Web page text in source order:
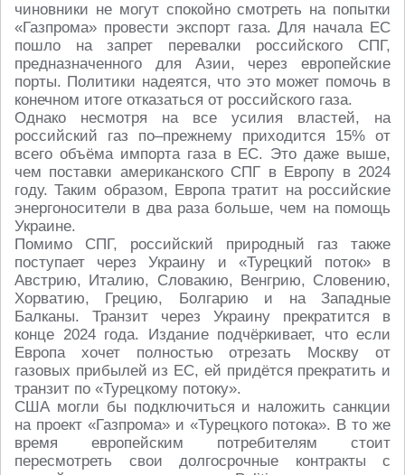
чиновники не могут спокойно смотреть на попытки
«Газпрома» провести экспорт газа. Для начала ЕС
пошло на запрет перевалки российского СПГ,
предназначенного для Азии, через европейские
порты. Политики надеятся, что это может помочь в
конечном итоге отказаться от российского газа.
Однако несмотря на все усилия властей, на
российский газ по–прежнему приходится 15% от
всего объёма импорта газа в ЕС. Это даже выше,
чем поставки американского СПГ в Европу в 2024
году. Таким образом, Европа тратит на российские
энергоносители в два раза больше, чем на помощь
Украине.
Помимо СПГ, российский природный газ также
поступает через Украину и «Турецкий поток» в
Австрию, Италию, Словакию, Венгрию, Словению,
Хорватию, Грецию, Болгарию и на Западные
Балканы. Транзит через Украину прекратится в
конце 2024 года. Издание подчёркивает, что если
Европа хочет полностью отрезать Москву от
газовых прибылей из ЕС, ей придётся прекратить и
транзит по «Турецкому потоку».
США могли бы подключиться и наложить санкции
на проект «Газпрома» и «Турецкого потока». В то же
время европейским потребителям стоит
пересмотреть свои долгосрочные контракты с